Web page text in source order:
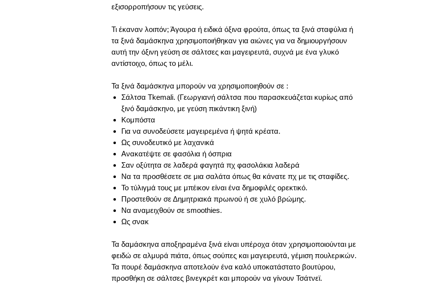
εξισορροπήσουν τις γεύσεις.
Τι έκαναν λοιπόν; Άγουρα ή ειδικά όξινα φρούτα, όπως τα ξινά σταφύλια ή
τα ξινά δαμάσκηνα χρησιμοποιήθηκαν για αιώνες για να δημιουργήσουν
αυτή την όξινη γεύση σε σάλτσες και μαγειρευτά, συχνά με ένα γλυκό
αντίστοιχο, όπως το μέλι.
Τα ξινά δαμάσκηνα μπορούν να χρησιμοποιηθούν σε :
Σάλτσα Tkemali. (Γεωργιανή σάλτσα που παρασκευάζεται κυρίως από
ξινό δαμάσκηνο, με γεύση πικάντικη ξινή)
Κομπόστα
Για να συνοδεύσετε μαγειρεμένα ή ψητά κρέατα.
Ως συνοδευτικό με λαχανικά
Ανακατέψτε σε φασόλια ή όσπρια
Σαν οξύτητα σε λαδερά φαγητά πχ φασολάκια λαδερά
Να τα προσθέσετε σε μια σαλάτα όπως θα κάνατε πχ με τις σταφίδες.
Το τύλιγμά τους με μπέικον είναι ένα δημοφιλές ορεκτικό.
Προστεθούν σε Δημητριακά πρωινού ή σε χυλό βρώμης.
Να αναμειχθούν σε smoothies.
Ως σνακ
Τα δαμάσκηνα αποξηραμένα ξινά είναι υπέροχα όταν χρησιμοποιούνται με
φειδώ σε αλμυρά πιάτα, όπως σούπες και μαγειρευτά, γέμιση πουλερικών.
Τα πουρέ δαμάσκηνα αποτελούν ένα καλό υποκατάστατο βουτύρου,
προσθήκη σε σάλτσες βινεγκρέτ και μπορούν να γίνουν Τσάτνεϊ.